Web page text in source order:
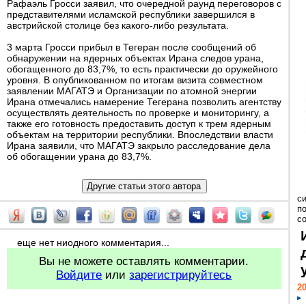
Рафаэль Гросси заявил, что очередной раунд переговоров с
представителями исламской республики завершился в
австрийской столице без какого-либо результата.
3 марта Гросси прибыл в Тегеран после сообщений об
обнаружении на ядерных объектах Ирана следов урана,
обогащенного до 83,7%, то есть практически до оружейного
уровня. В опубликованном по итогам визита совместном
заявлении МАГАТЭ и Организации по атомной энергии
Ирана отмечались намерение Тегерана позволить агентству
осуществлять деятельность по проверке и мониторингу, а
также его готовность предоставить доступ к трем ядерным
объектам на территории республики. Впоследствии власти
Ирана заявили, что МАГАТЭ закрыло расследование дела
об обогащении урана до 83,7%.
еще нет ниодного комментария...
Вы не можете оставлять комментарии.
Войдите илизарегистрируйтесь